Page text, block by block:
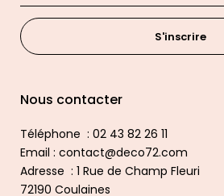
S'inscrire
Nous contacter
Téléphone : 02 43 82 26 11
Email : contact@deco72.com
Adresse : 1 Rue de Champ Fleuri
72190 Coulaines